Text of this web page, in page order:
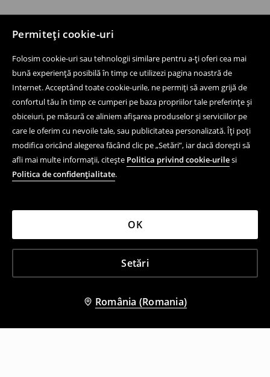
Permiteți cookie-uri
Folosim cookie-uri sau tehnologii similare pentru a-ți oferi cea mai
bună experiență posibilă în timp ce utilizezi pagina noastră de
Internet. Acceptând toate cookie-urile, ne permiți să avem grijă de
confortul tău în timp ce cumperi pe baza propriilor tale preferințe și
obiceiuri, pe măsură ce aliniem afișarea produselor și serviciilor pe
care le oferim cu nevoile tale, sau publicitatea personalizată. Îți poți
modifica oricând alegerea făcând clic pe „Setări”, iar dacă dorești să
afli mai multe informații, citește Politica privind cookie-urilesi
Politica de confidențialitate.
Setări
OK
România (Romania)